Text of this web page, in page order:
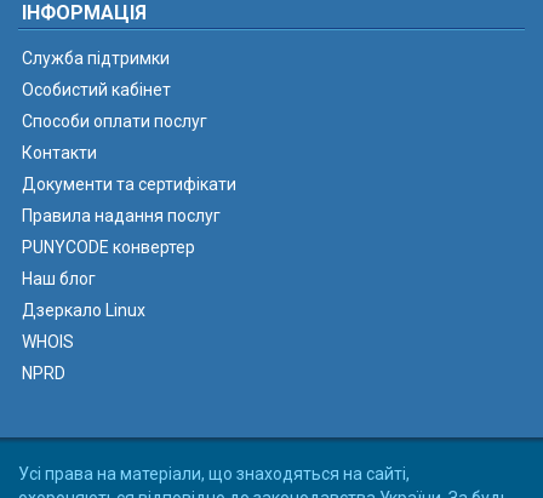
ІНФОРМАЦІЯ
Служба підтримки
Особистий кабінет
Способи оплати послуг
Контакти
Документи та сертифікати
Правила надання послуг
PUNYCODE конвертер
Наш блог
Дзеркало Linux
WHOIS
NPRD
Усі права на матеріали, що знаходяться на сайті,